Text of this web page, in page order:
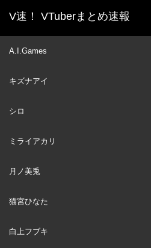
V速！ VTuberまとめ速報
A.I.Games
キズナアイ
シロ
ミライアカリ
月ノ美兎
猫宮ひなた
白上フブキ
ホーム
新着動画一覧
30